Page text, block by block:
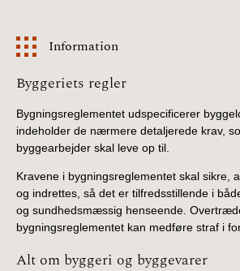
Information
Information
Byggeriets regler
Bygningsreglementet udspecificerer
indeholder de nærmere detaljerede krav,
byggearbejder skal leve op til.
Kravene i bygningsreglementet skal sikre,
og indrettes, så det er tilfredsstillende i
og sundhedsmæssig henseende.
bygningsreglementet kan medføre straf i
Alt om byggeri og byggevarer